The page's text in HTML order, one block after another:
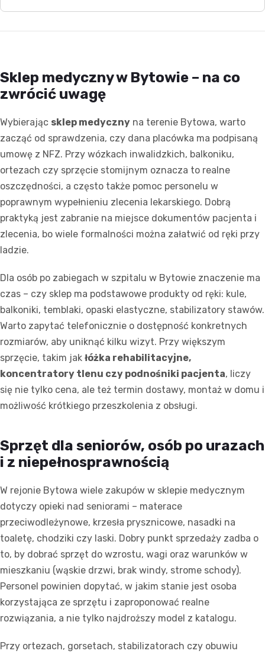
Sklep medyczny w Bytowie – na co
zwrócić uwagę
Wybierając sklep medyczny na terenie Bytowa, warto
zacząć od sprawdzenia, czy dana placówka ma podpisaną
umowę z NFZ. Przy wózkach inwalidzkich, balkoniku,
ortezach czy sprzęcie stomijnym oznacza to realne
oszczędności, a często także pomoc personelu w
poprawnym wypełnieniu zlecenia lekarskiego. Dobrą
praktyką jest zabranie na miejsce dokumentów pacjenta i
zlecenia, bo wiele formalności można załatwić od ręki przy
ladzie.
Dla osób po zabiegach w szpitalu w Bytowie znaczenie ma
czas – czy sklep ma podstawowe produkty od ręki: kule,
balkoniki, temblaki, opaski elastyczne, stabilizatory stawów.
Warto zapytać telefonicznie o dostępność konkretnych
rozmiarów, aby uniknąć kilku wizyt. Przy większym
sprzęcie, takim jak łóżka rehabilitacyjne,
koncentratory tlenu czy podnośniki pacjenta, liczy
się nie tylko cena, ale też termin dostawy, montaż w domu i
możliwość krótkiego przeszkolenia z obsługi.
Sprzęt dla seniorów, osób po urazach
i z niepełnosprawnością
W rejonie Bytowa wiele zakupów w sklepie medycznym
dotyczy opieki nad seniorami – materace
przeciwodleżynowe, krzesła prysznicowe, nasadki na
toaletę, chodziki czy laski. Dobry punkt sprzedaży zadba o
to, by dobrać sprzęt do wzrostu, wagi oraz warunków w
mieszkaniu (wąskie drzwi, brak windy, strome schody).
Personel powinien dopytać, w jakim stanie jest osoba
korzystająca ze sprzętu i zaproponować realne
rozwiązania, a nie tylko najdroższy model z katalogu.
Przy ortezach, gorsetach, stabilizatorach czy obuwiu